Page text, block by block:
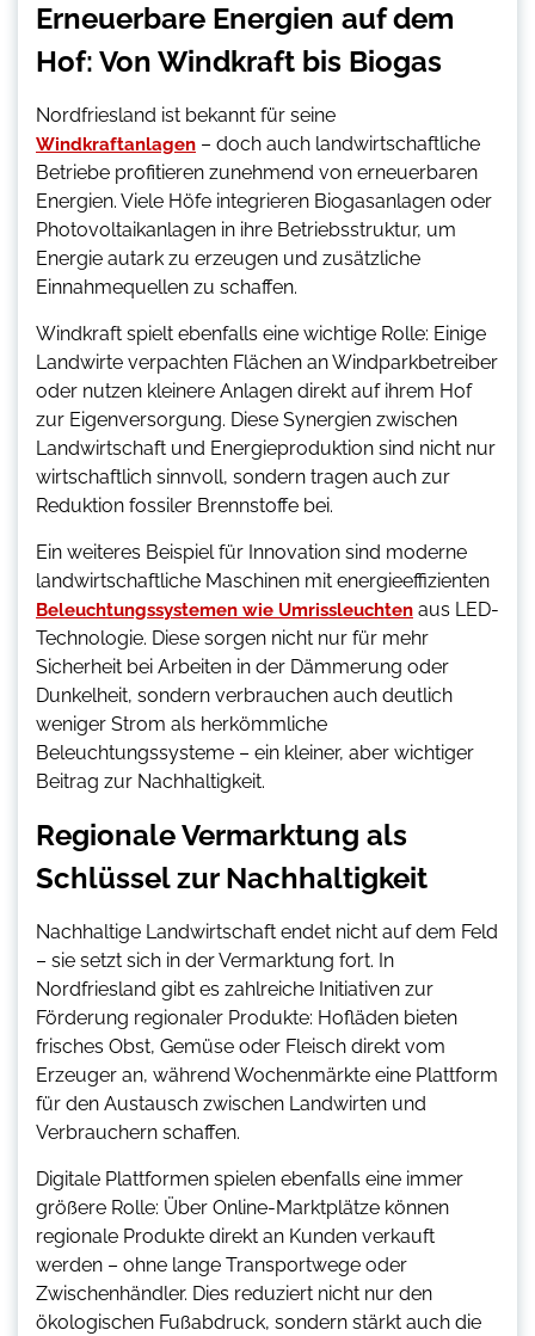
Erneuerbare Energien auf dem
Hof: Von Windkraft bis Biogas
Nordfriesland ist bekannt für seine
Windkraftanlagen – doch auch landwirtschaftliche
Betriebe profitieren zunehmend von erneuerbaren
Energien. Viele Höfe integrieren Biogasanlagen oder
Photovoltaikanlagen in ihre Betriebsstruktur, um
Energie autark zu erzeugen und zusätzliche
Einnahmequellen zu schaffen.
Windkraft spielt ebenfalls eine wichtige Rolle: Einige
Landwirte verpachten Flächen an Windparkbetreiber
oder nutzen kleinere Anlagen direkt auf ihrem Hof
zur Eigenversorgung. Diese Synergien zwischen
Landwirtschaft und Energieproduktion sind nicht nur
wirtschaftlich sinnvoll, sondern tragen auch zur
Reduktion fossiler Brennstoffe bei.
Ein weiteres Beispiel für Innovation sind moderne
landwirtschaftliche Maschinen mit energieeffizienten
Beleuchtungssystemen wie Umrissleuchten aus LED-
Technologie. Diese sorgen nicht nur für mehr
Sicherheit bei Arbeiten in der Dämmerung oder
Dunkelheit, sondern verbrauchen auch deutlich
weniger Strom als herkömmliche
Beleuchtungssysteme – ein kleiner, aber wichtiger
Beitrag zur Nachhaltigkeit.
Regionale Vermarktung als
Schlüssel zur Nachhaltigkeit
Nachhaltige Landwirtschaft endet nicht auf dem Feld
– sie setzt sich in der Vermarktung fort. In
Nordfriesland gibt es zahlreiche Initiativen zur
Förderung regionaler Produkte: Hofläden bieten
frisches Obst, Gemüse oder Fleisch direkt vom
Erzeuger an, während Wochenmärkte eine Plattform
für den Austausch zwischen Landwirten und
Verbrauchern schaffen.
Digitale Plattformen spielen ebenfalls eine immer
größere Rolle: Über Online-Marktplätze können
regionale Produkte direkt an Kunden verkauft
werden – ohne lange Transportwege oder
Zwischenhändler. Dies reduziert nicht nur den
ökologischen Fußabdruck, sondern stärkt auch die